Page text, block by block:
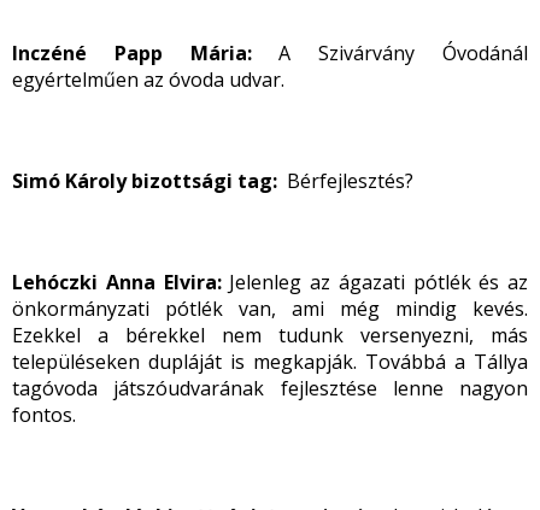
Inczéné Papp Mária:A Szivárvány Óvodánál
egyértelműen az óvoda udvar.
Simó Károly bizottsági tag: Bérfejlesztés?
Lehóczki Anna Elvira: Jelenleg az ágazati pótlék és az
önkormányzati pótlék van, ami még mindig kevés.
Ezekkel a bérekkel nem tudunk versenyezni, más
településeken dupláját is megkapják. Továbbá a Tállya
tagóvoda játszóudvarának fejlesztése lenne nagyon
fontos.